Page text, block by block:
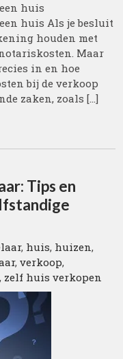
huis
huis Als je besluit
houden met
Maar
in en hoe
bij de verkoop
zaken, zoals […]
Tips en
, huis, huizen,
,verkoop,
, zelf huis verkopen